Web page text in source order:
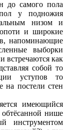
до самого пола
у подножия
низом и
и широкие
напоминающие
выборки
встречаются как
собой то
уступов то
на постели стен
имеющийся
обтёсанной нише
инструментом